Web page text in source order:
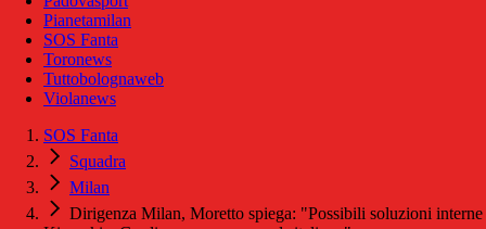
Pianetamilan
SOS Fanta
Toronews
Tuttobolognaweb
Violanews
SOS Fanta
Squadra
Milan
Dirigenza Milan, Moretto spiega: "Possibili soluzioni interne